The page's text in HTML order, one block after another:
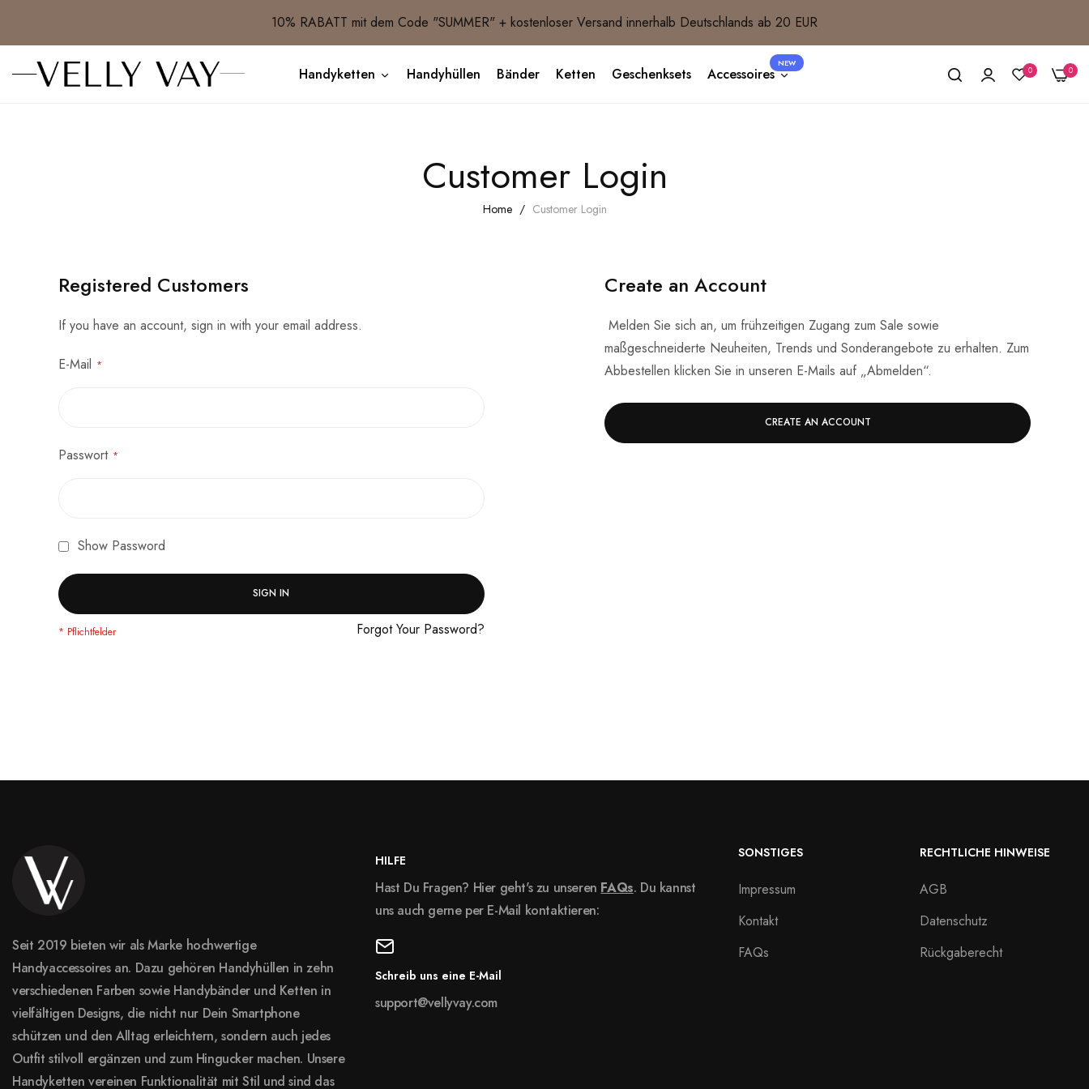
10% RABATT mit dem Code "SUMMER" + kostenloser Versand innerhalb Deutschlands ab 20 EUR
Handyketten Handyhüllen Bänder Ketten Geschenksets Accessoires
NEW
0 0
Customer Login
Home Customer Login
Registered Customers
If you have an account, sign in with your email address.
E-Mail
Passwort
Show Password
SIGN IN
Forgot Your Password?
Create an Account
Melden Sie sich an, um frühzeitigen Zugang zum Sale sowie
maßgeschneiderte Neuheiten, Trends und Sonderangebote zu erhalten. Zum
Abbestellen klicken Sie in unseren E-Mails auf „Abmelden“.
CREATE AN ACCOUNT
Seit 2019 bieten wir als Marke hochwertige
Handyaccessoires an. Dazu gehören Handyhüllen in zehn
verschiedenen Farben sowie Handybänder und Ketten in
vielfältigen Designs, die nicht nur Dein Smartphone
schützen und den Alltag erleichtern, sondern auch jedes
Outfit stilvoll ergänzen und zum Hingucker machen. Unsere
Handyketten vereinen Funktionalität mit Stil und sind das
HILFE
Hast Du Fragen? Hier geht's zu unseren FAQs. Du kannst
uns auch gerne per E-Mail kontaktieren:
Schreib uns eine E-Mail
support@vellyvay.com
SONSTIGES
Impressum
Kontakt
FAQs
RECHTLICHE HINWEISE
AGB
Datenschutz
Rückgaberecht